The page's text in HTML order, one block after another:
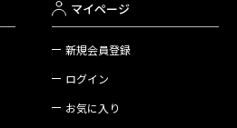
マイページ
新規会員登録
ログイン
お気に入り